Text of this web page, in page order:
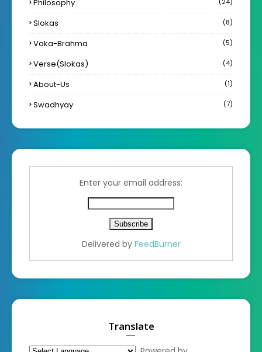
Philosophy
Slokas (8)
Vaka-Brahma (5)
Verse(Slokas) (4)
About-Us (1)
Swadhyay (7)
Enter your email address:
Delivered by FeedBurner
Translate